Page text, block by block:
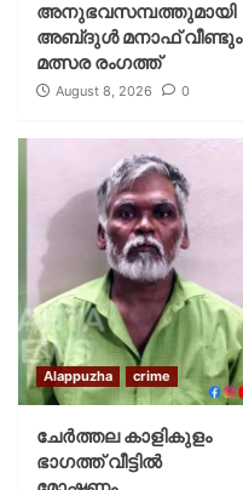
അനുഭവസമ്പത്തുമായി
അബ്‌ദുൾ മനാഫ് വീണ്ടും
മത്സര രംഗത്ത്
August 8, 2026 0
Alappuzha crime
ചേർത്തല കാളികുളം
ഭാഗത്ത് വീട്ടിൽ